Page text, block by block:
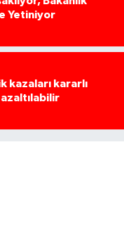
Yetiniyor
kazaları kararlı